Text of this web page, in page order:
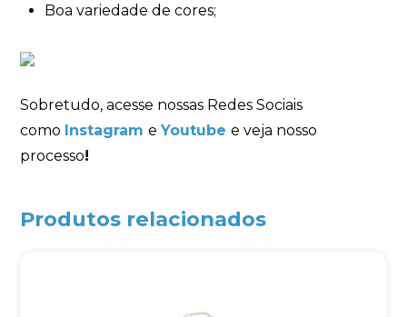
Boa variedade de cores;
Sobretudo, acesse nossas Redes Sociais
como Instagram eYoutube e veja nosso
processo!
Produtos relacionados